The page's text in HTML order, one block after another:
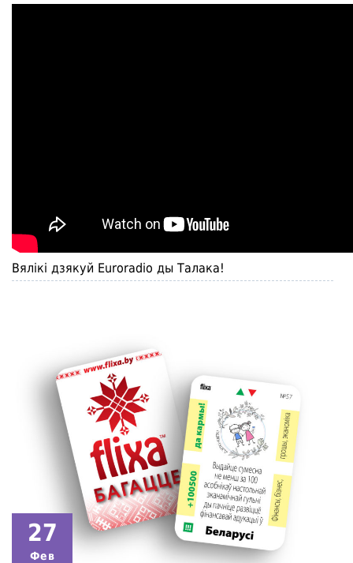
Вялікі дзякуй Euroradio ды Талака!
27
Фев